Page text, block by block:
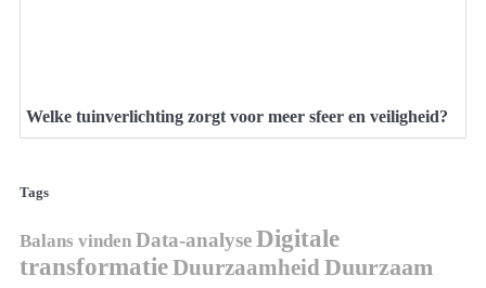
Welke tuinverlichting zorgt voor meer sfeer en veiligheid?
Tags
Balans vinden Data-analyseDigitale
transformatieDuurzaamheidDuurzaam